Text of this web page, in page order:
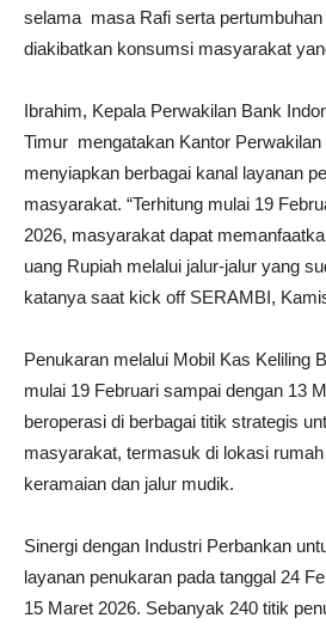
selama masa Rafi serta
diakibatkan konsumsi masyarakat
Ibrahim, Kepala Perwakilan Bank
Timur mengatakan Kantor
menyiapkan berbagai kanal layanan
masyarakat. “Terhitung mulai 19
2026, masyarakat dapat
uang Rupiah melalui jalur-jalur yang
katanya saat kick off SERAMBI,
Penukaran melalui Mobil Kas Keliling
mulai 19 Februari sampai dengan 13
beroperasi di berbagai titik strategis
masyarakat, termasuk di lokasi
keramaian dan jalur mudik.
Sinergi dengan Industri Perbankan
layanan penukaran pada tanggal 24
15 Maret 2026. Sebanyak 240 titik